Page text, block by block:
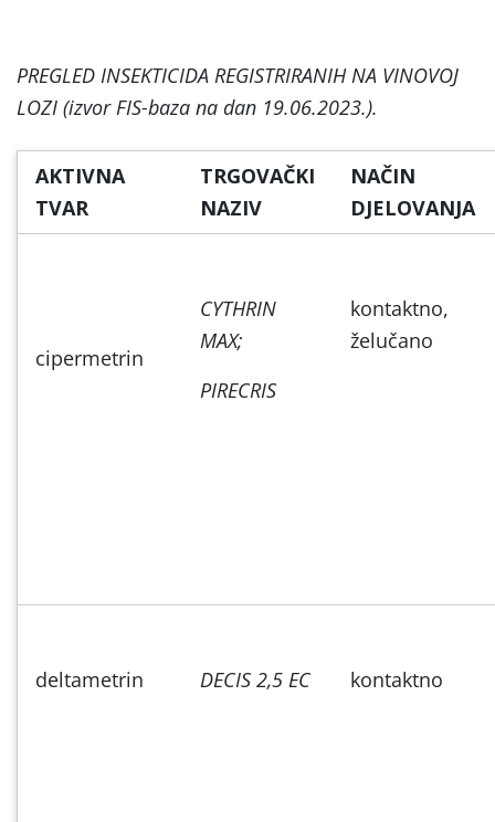
PREGLED INSEKTICIDA REGISTRIRANIH NA VINOVOJ
LOZI (izvor FIS-baza na dan 19.06.2023.).
AKTIVNA
TVAR
TRGOVAČKI
NAZIV
NAČIN
DJELOVANJA
cipermetrin
CYTHRIN
MAX;
PIRECRIS
kontaktno,
želučano
deltametrin DECIS 2,5 EC kontaktno